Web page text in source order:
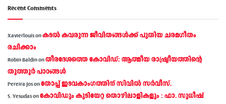
Recent Comments
Xavierlouisonകടല്‍ കവരുന്ന ജീവിതങ്ങള്‍ക്ക് പുതിയ ചരമഗീതം
രചിക്കാം
Robin Baldinonതീരദേശത്തെ കോവിഡ്: ആത്മീയ രാഷ്ട്രീയത്തിന്റെ
തൂത്തൂര്‍ പാഠങ്ങൾ
Pereira Josonതോപ്പ് ഇടവകാംഗത്തിന് സിവിൽ സർവീസ്.
S. Yesudasonകോവിഡും കുടിയേറ്റ തൊഴിലാളികളും : ഫാ. സുധീഷ്